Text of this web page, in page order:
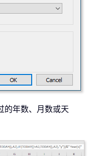
的年数、月数或天